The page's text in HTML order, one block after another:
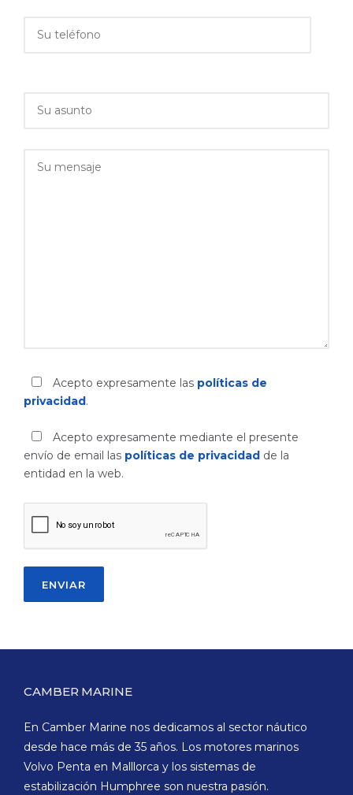
Acepto expresamente las políticas de
privacidad .
Acepto expresamente mediante el presente
envío de email las políticas de privacidad de la
entidad en la web.
CAMBER MARINE
En Camber Marine nos dedicamos al sector náutico
desde hace más de 35 años. Los motores marinos
Volvo Penta en Malllorca y los sistemas de
estabilización Humphree son nuestra pasión.